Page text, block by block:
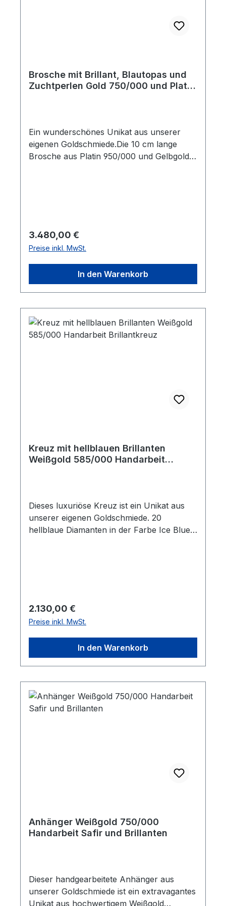
Brosche mit Brillant, Blautopas und
Zuchtperlen Gold 750/000 und Platin
Ein wunderschönes Unikat aus unserer
eigenen Goldschmiede.Die 10 cm lange
Brosche aus Platin 950/000 und Gelbgold
Regulärer Preis:
3.480,00 €
Preise inkl. MwSt.
In den Warenkorb
Kreuz mit hellblauen Brillanten
Weißgold 585/000 Handarbeit
Dieses luxuriöse Kreuz ist ein Unikat aus
unserer eigenen Goldschmiede. 20
hellblaue Diamanten in der Farbe Ice Blue
mm lang. Die Höhe ist 2,5 mm. Die auf dem
Foto abgebildete Halskette ist nicht im
Lieferumfang enthalten.
Regulärer Preis:
2.130,00 €
Preise inkl. MwSt.
In den Warenkorb
Anhänger Weißgold 750/000
Handarbeit Safir und Brillanten
Dieser handgearbeitete Anhänger aus
unserer Goldschmiede ist ein extravagantes
Unikat aus hochwertigem Weißgold